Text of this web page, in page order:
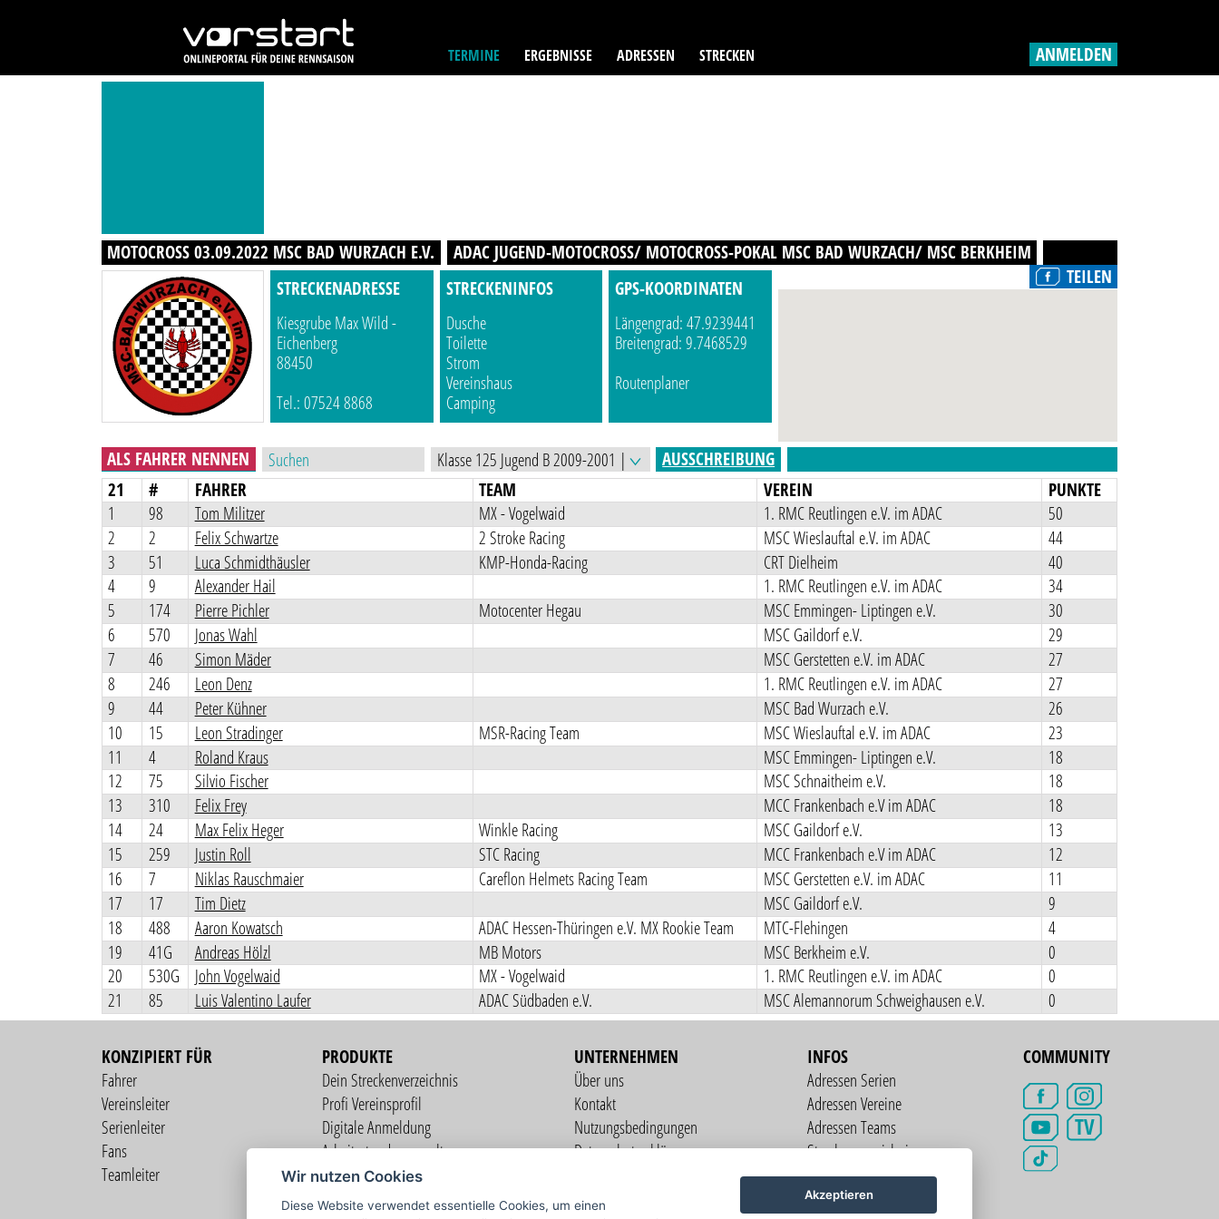
TERMINE ERGEBNISSE ADRESSEN STRECKEN ANMELDEN
MOTOCROSS 03.09.2022 MSC BAD WURZACH E.V.
ADAC JUGEND-MOTOCROSS/ MOTOCROSS-POKAL MSC BAD WURZACH/ MSC BERKHEIM
TEILEN
STRECKENADRESSE
Kiesgrube Max Wild -
Eichenberg
88450
Tel.: 07524 8868
STRECKENINFOS
Dusche
Toilette
Strom
Vereinshaus
Camping
GPS-KOORDINATEN
Längengrad: 47.9239441
Breitengrad: 9.7468529
Routenplaner
ALS FAHRER NENNEN
AUSSCHREIBUNG
21
# FAHRER TEAM VEREIN
PUNKTE
1
98 Tom Militzer MX - Vogelwaid 1. RMC Reutlingen e.V. im ADAC
50
2
2 Felix Schwartze 2 Stroke Racing MSC Wieslauftal e.V. im ADAC
44
3
51 Luca Schmidthäusler KMP-Honda-Racing CRT Dielheim
40
4
9 Alexander Hail 1. RMC Reutlingen e.V. im ADAC
34
5
174 Pierre Pichler Motocenter Hegau MSC Emmingen- Liptingen e.V.
30
6
570 Jonas Wahl MSC Gaildorf e.V.
29
7
46 Simon Mäder MSC Gerstetten e.V. im ADAC
27
8
246 Leon Denz 1. RMC Reutlingen e.V. im ADAC
27
9
44 Peter Kühner MSC Bad Wurzach e.V.
26
10
15 Leon Stradinger MSR-Racing Team MSC Wieslauftal e.V. im ADAC
23
11
4 Roland Kraus MSC Emmingen- Liptingen e.V.
18
12
75 Silvio Fischer MSC Schnaitheim e.V.
18
13
310 Felix Frey MCC Frankenbach e.V im ADAC
18
14
24 Max Felix Heger Winkle Racing MSC Gaildorf e.V.
13
15
259 Justin Roll STC Racing MCC Frankenbach e.V im ADAC
12
16
7 Niklas Rauschmaier Careflon Helmets Racing Team MSC Gerstetten e.V. im ADAC
11
17
17 Tim Dietz MSC Gaildorf e.V.
9
18
488 Aaron Kowatsch ADAC Hessen-Thüringen e.V. MX Rookie Team MTC-Flehingen
4
19
41G Andreas Hölzl MB Motors MSC Berkheim e.V.
0
20
530G John Vogelwaid MX - Vogelwaid 1. RMC Reutlingen e.V. im ADAC
0
21
85 Luis Valentino Laufer ADAC Südbaden e.V. MSC Alemannorum Schweighausen e.V. 0
KONZIPIERT FÜR
Fahrer
Vereinsleiter
Serienleiter
Fans
Teamleiter
PRODUKTE
Dein Streckenverzeichnis
Profi Vereinsprofil
Digitale Anmeldung
Arbeitsstundenverwaltung
Mitgliederverwaltung
Live Übertragung
UNTERNEHMEN
Über uns
Kontakt
Nutzungsbedingungen
Datenschutzerklärung
INFOS
Adressen Serien
Adressen Vereine
Adressen Teams
Streckenverzeichnis
COMMUNITY
TV
Wir nutzen Cookies
Diese Website verwendet essentielle Cookies, um einen
Akzeptieren